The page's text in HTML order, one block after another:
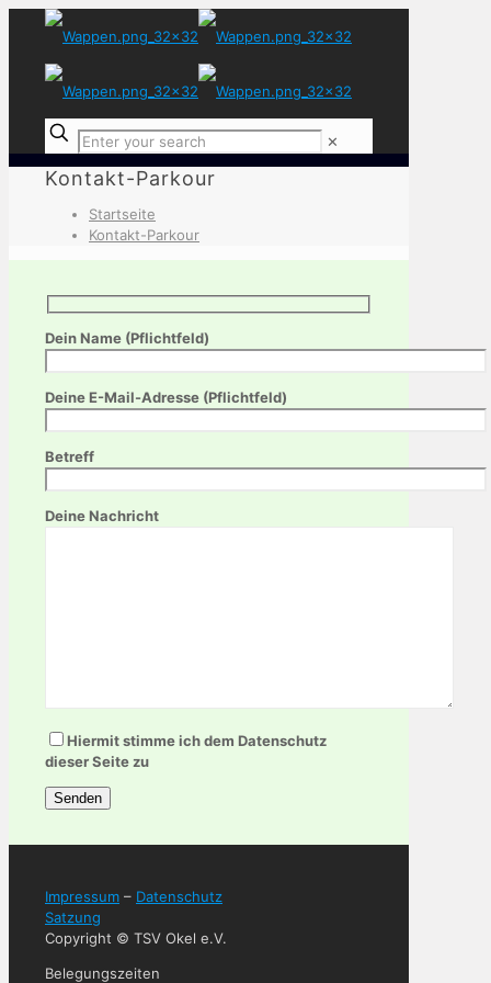
✕
Kontakt-Parkour
Startseite
Kontakt-Parkour
Dein Name (Pflichtfeld)
Deine E-Mail-Adresse (Pflichtfeld)
Bitte lasse dieses Feld leer.
Betreff
Deine Nachricht
Hiermit stimme ich dem Datenschutz
dieser Seite zu
Impressum – Datenschutz
Satzung
Copyright © TSV Okel e.V.
Belegungszeiten